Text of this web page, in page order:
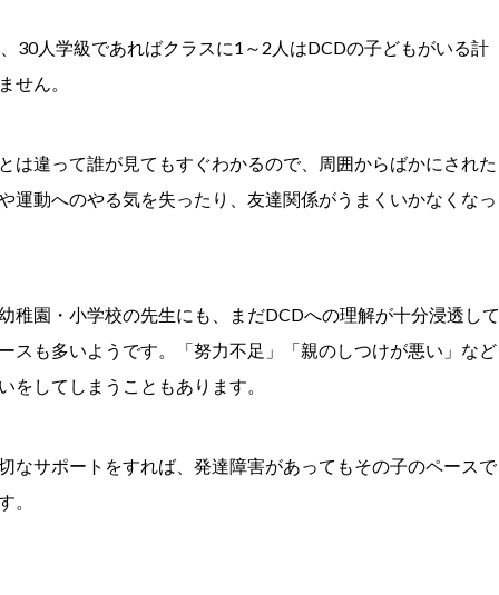
30人学級であればクラスに1～2人はDCDの子どもがいる計
せん。
は違って誰が見てもすぐわかるので、周囲からばかにされた
運動へのやる気を失ったり、友達関係がうまくいかなくなっ
稚園・小学校の先生にも、まだDCDへの理解が十分浸透して
スも多いようです。「努力不足」「親のしつけが悪い」など
をしてしまうこともあります。
なサポートをすれば、発達障害があってもその子のペースで
。